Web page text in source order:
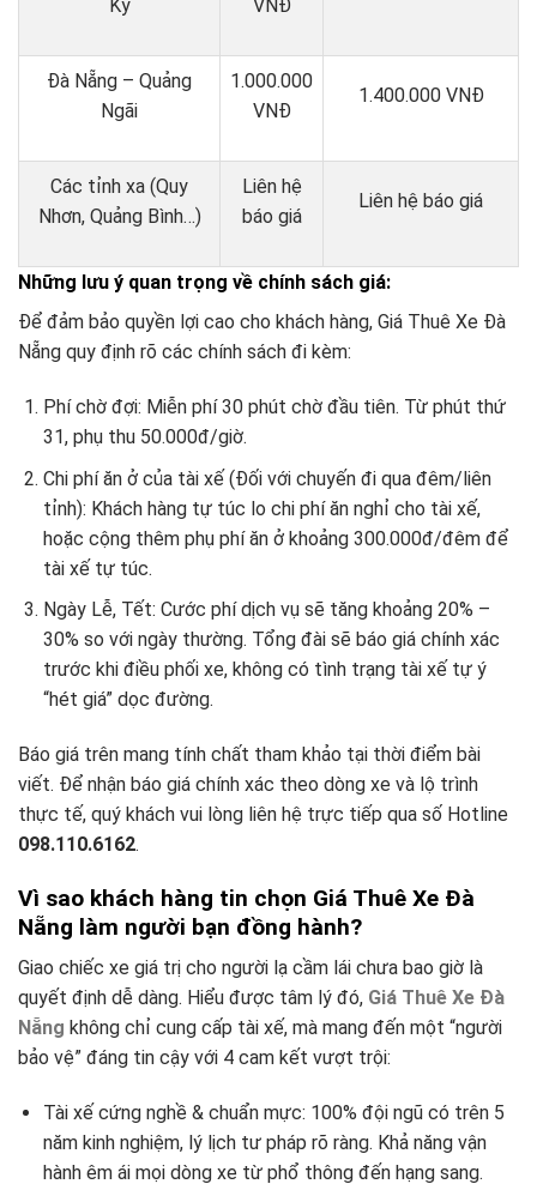
Kỳ VNĐ
Đà Nẵng – Quảng
Ngãi
1.000.000
VNĐ
1.400.000 VNĐ
Các tỉnh xa (Quy
Nhơn, Quảng Bình…)
Liên hệ
báo giá
Liên hệ báo giá
Những lưu ý quan trọng về chính sách giá:
Để đảm bảo quyền lợi cao cho khách hàng, Giá Thuê Xe Đà
Nẵng quy định rõ các chính sách đi kèm:
Phí chờ đợi: Miễn phí 30 phút chờ đầu tiên. Từ phút thứ
31, phụ thu 50.000đ/giờ.
Chi phí ăn ở của tài xế (Đối với chuyến đi qua đêm/liên
tỉnh): Khách hàng tự túc lo chi phí ăn nghỉ cho tài xế,
hoặc cộng thêm phụ phí ăn ở khoảng 300.000đ/đêm để
tài xế tự túc.
Ngày Lễ, Tết: Cước phí dịch vụ sẽ tăng khoảng 20% –
30% so với ngày thường. Tổng đài sẽ báo giá chính xác
trước khi điều phối xe, không có tình trạng tài xế tự ý
“hét giá” dọc đường.
Báo giá trên mang tính chất tham khảo tại thời điểm bài
viết. Để nhận báo giá chính xác theo dòng xe và lộ trình
thực tế, quý khách vui lòng liên hệ trực tiếp qua số Hotline
098.110.6162.
Vì sao khách hàng tin chọn Giá Thuê Xe Đà
Nẵng làm người bạn đồng hành?
Giao chiếc xe giá trị cho người lạ cầm lái chưa bao giờ là
quyết định dễ dàng. Hiểu được tâm lý đó, Giá Thuê Xe Đà
Nẵng không chỉ cung cấp tài xế, mà mang đến một “người
bảo vệ” đáng tin cậy với 4 cam kết vượt trội:
Tài xế cứng nghề & chuẩn mực: 100% đội ngũ có trên 5
năm kinh nghiệm, lý lịch tư pháp rõ ràng. Khả năng vận
hành êm ái mọi dòng xe từ phổ thông đến hạng sang.